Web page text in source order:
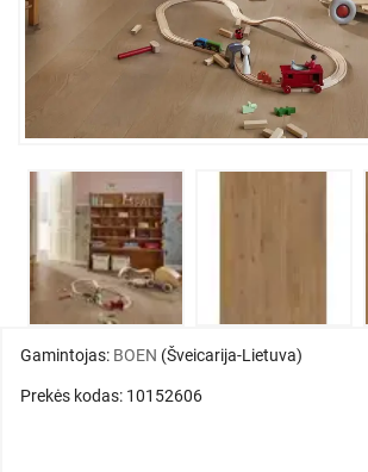
Gamintojas: BOEN (Šveicarija-Lietuva)
Prekės kodas: 10152606